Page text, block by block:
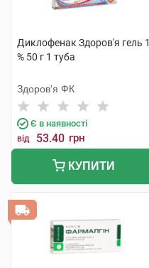
Диклофенак Здоров'я гель 1
% 50 г 1 туба
Здоров'я ФК
Є в наявності
від 53.40 грн
КУПИТИ